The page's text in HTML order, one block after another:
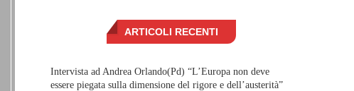
ARTICOLI RECENTI
Intervista ad Andrea Orlando(Pd) “L’Europa non deve
essere piegata sulla dimensione del rigore e dell’austerità”